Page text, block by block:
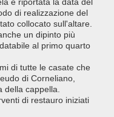
è riportata la data del
di realizzazione del
collocato sull'altare.
un dipinto più
al primo quarto
di tutte le casate che
di Corneliano,
della cappella.
di restauro iniziati